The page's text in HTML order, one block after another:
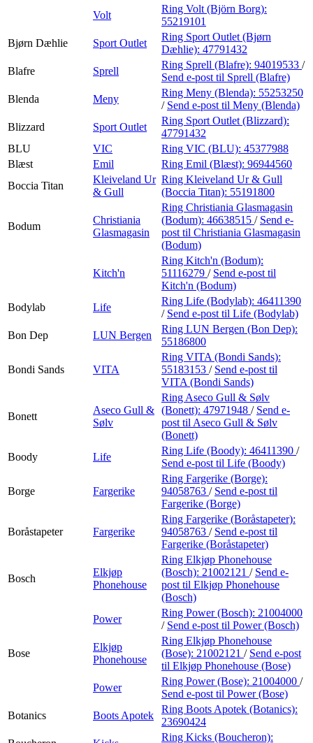
Volt
Ring Volt (Björn Borg):
55219101
Bjørn Dæhlie
Sport Outlet
Ring Sport Outlet (Bjørn
Dæhlie): 47791432
Blafre
Sprell
Ring Sprell (Blafre): 94019533 /
Send e-post til Sprell (Blafre)
Blenda
Meny
Ring Meny (Blenda): 55253250
/ Send e-post til Meny (Blenda)
Blizzard
Sport Outlet
Ring Sport Outlet (Blizzard):
47791432
BLU
VIC Ring VIC (BLU): 45377988
Blæst
Emil Ring Emil (Blæst): 96944560
Boccia Titan
Kleiveland Ur
& Gull
Ring Kleiveland Ur & Gull
(Boccia Titan): 55191800
Bodum
Christiania
Glasmagasin
Ring Christiania Glasmagasin
(Bodum): 46638515 / Send e-
post til Christiania Glasmagasin
(Bodum)
Kitch'n
Ring Kitch'n (Bodum):
51116279 / Send e-post til
Kitch'n (Bodum)
Bodylab
Life
Ring Life (Bodylab): 46411390
/ Send e-post til Life (Bodylab)
Bon Dep
LUN Bergen
Ring LUN Bergen (Bon Dep):
55186800
Bondi Sands VITA
Ring VITA (Bondi Sands):
55183153 / Send e-post til
VITA (Bondi Sands)
Bonett
Aseco Gull &
Sølv
Ring Aseco Gull & Sølv
(Bonett): 47971948 / Send e-
post til Aseco Gull & Sølv
(Bonett)
Boody
Life
Ring Life (Boody): 46411390 /
Send e-post til Life (Boody)
Borge Fargerike
Ring Fargerike (Borge):
94058763 / Send e-post til
Fargerike (Borge)
Boråstapeter Fargerike
Ring Fargerike (Boråstapeter):
94058763 / Send e-post til
Fargerike (Boråstapeter)
Bosch
Elkjøp
Phonehouse
Ring Elkjøp Phonehouse
(Bosch): 21002121 / Send e-
post til Elkjøp Phonehouse
(Bosch)
Power
Ring Power (Bosch): 21004000
/ Send e-post til Power (Bosch)
Bose
Elkjøp
Phonehouse
Ring Elkjøp Phonehouse
(Bose): 21002121 / Send e-post
til Elkjøp Phonehouse (Bose)
Power
Ring Power (Bose): 21004000 /
Send e-post til Power (Bose)
Botanics
Boots Apotek
Ring Boots Apotek (Botanics):
23690424
Ring Kicks (Boucheron):